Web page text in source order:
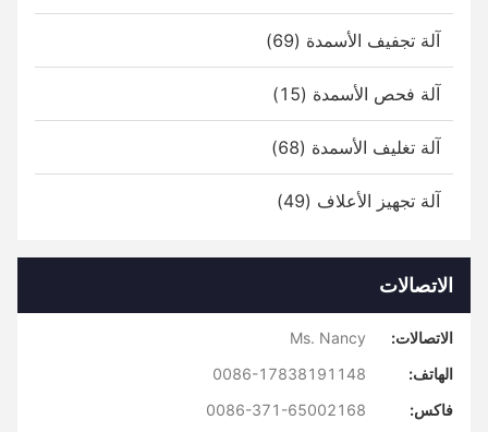
آلة تجفيف الأسمدة (69)
آلة فحص الأسمدة (15)
آلة تغليف الأسمدة (68)
آلة تجهيز الأعلاف (49)
الاتصالات
الاتصالات:
Ms. Nancy
الهاتف:
0086-17838191148
فاكس:
0086-371-65002168